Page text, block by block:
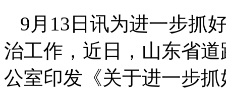
9月13日讯为进一步抓
治工作，近日，山东省
公室印发《关于进一步